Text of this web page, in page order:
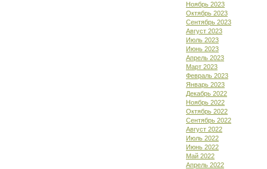
Ноябрь 2023
Октябрь 2023
Сентябрь 2023
Август 2023
Июль 2023
Июнь 2023
Апрель 2023
Март 2023
Февраль 2023
Январь 2023
Декабрь 2022
Ноябрь 2022
Октябрь 2022
Сентябрь 2022
Август 2022
Июль 2022
Июнь 2022
Май 2022
Апрель 2022